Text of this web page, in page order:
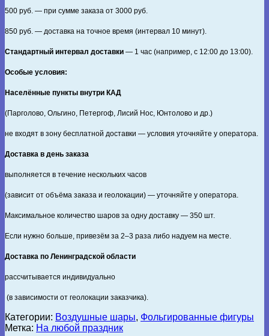
500 руб. — при сумме заказа от 3000 руб.
850 руб. — доставка на точное время (интервал 10 минут).
Стандартный интервал доставки — 1 час (например, с 12:00 до 13:00).
Особые условия:
Населённые пункты внутри КАД
(Парголово, Ольгино, Петергоф, Лисий Нос, Юнтолово и др.)
не входят в зону бесплатной доставки — условия уточняйте у оператора.
Доставка в день заказа
выполняется в течение нескольких часов
(зависит от объёма заказа и геолокации) — уточняйте у оператора.
Максимальное количество шаров за одну доставку — 350 шт.
Если нужно больше, привезём за 2–3 раза либо надуем на месте.
Доставка по Ленинградской области
рассчитывается индивидуально
(в зависимости от геолокации заказчика).
Категории: Воздушные шары, Фольгированные фигуры
Метка: На любой праздник